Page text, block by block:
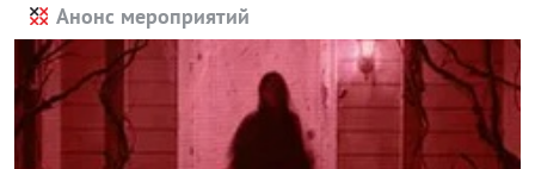
Анонс мероприятий